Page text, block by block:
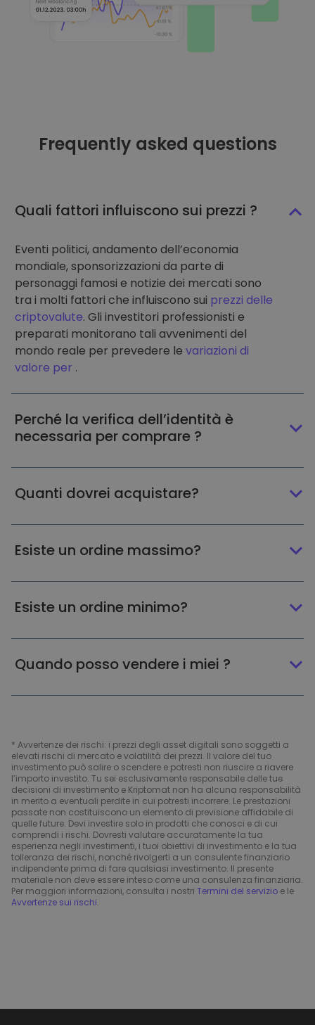
Frequently asked questions
Quali fattori influiscono sui prezzi ?
Eventi politici, andamento dell’economia
mondiale, sponsorizzazioni da parte di
personaggi famosi e notizie dei mercati sono
tra i molti fattori che influiscono sui prezzi delle
criptovalute. Gli investitori professionisti e
preparati monitorano tali avvenimenti del
mondo reale per prevedere le variazioni di
valore per .
Perché la verifica dell’identità è
necessaria per comprare ?
Quanti dovrei acquistare?
Esiste un ordine massimo?
Esiste un ordine minimo?
Quando posso vendere i miei ?
* Avvertenze dei rischi: i prezzi degli asset digitali sono soggetti a
elevati rischi di mercato e volatilità dei prezzi. Il valore del tuo
investimento può salire o scendere e potresti non riuscire a riavere
l’importo investito. Tu sei esclusivamente responsabile delle tue
decisioni di investimento e Kriptomat non ha alcuna responsabilità
in merito a eventuali perdite in cui potresti incorrere. Le prestazioni
passate non costituiscono un elemento di previsione affidabile di
quelle future. Devi investire solo in prodotti che conosci e di cui
comprendi i rischi. Dovresti valutare accuratamente la tua
esperienza negli investimenti, i tuoi obiettivi di investimento e la tua
tolleranza dei rischi, nonché rivolgerti a un consulente finanziario
indipendente prima di fare qualsiasi investimento. Il presente
materiale non deve essere inteso come una consulenza finanziaria.
Per maggiori informazioni, consulta i nostri Termini del servizio e le
Avvertenze sui rischi.